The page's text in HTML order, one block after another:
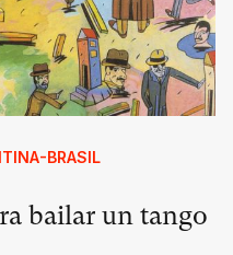
BRASIL
bailar un tango